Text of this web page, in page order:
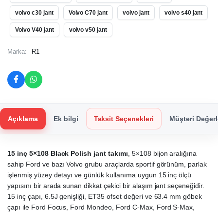
volvo c30 jant Volvo C70 jant volvo jant volvo s40 jant
Volvo V40 jant volvo v50 jant
Marka: R1
Açıklama Ek bilgi Taksit Seçenekleri Müşteri
15 inç 5×108 Black Polish jant takımı, 5×108 bijon aralığına
sahip Ford ve bazı Volvo grubu araçlarda sportif görünüm, parlak
işlenmiş yüzey detayı ve günlük kullanıma uygun 15 inç ölçü
yapısını bir arada sunan dikkat çekici bir alaşım jant seçeneğidir.
15 inç çapı, 6.5J genişliği, ET35 ofset değeri ve 63.4 mm göbek
çapı ile Ford Focus, Ford Mondeo, Ford C-Max, Ford S-Max,